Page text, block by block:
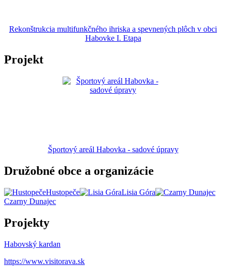
Rekonštrukcia multifunkčného ihriska a spevnených plôch v obci
Habovke I. Etapa
Projekt
Športový areál Habovka - sadové úpravy
Družobné obce a organizácie
Hustopeče
Lisia Góra
Czarny Dunajec
Projekty
Habovský kardan
https://www.visitorava.sk